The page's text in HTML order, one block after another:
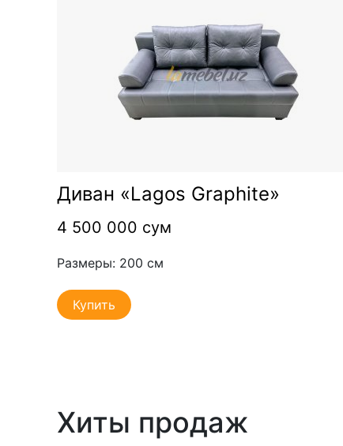
Диван «Lagos Graphite»
4 500 000 сум
Размеры: 200 см
Купить
Хиты продаж